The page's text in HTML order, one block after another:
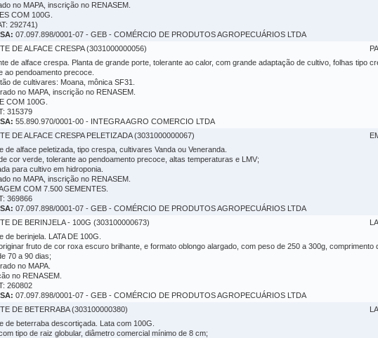
no MAPA, inscrição no RENASEM.
COM 100G.
292741)
07.097.898/0001-07 - GEB - COMÉRCIO DE PRODUTOS AGROPECUÁRIOS LTDA
DE ALFACE CRESPA (3031000000056)
de alface crespa. Planta de grande porte, tolerante ao calor, com grande adaptação de cultivo, folhas tipo
ao pendoamento precoce.
de cultivares: Moana, mônica SF31.
no MAPA, inscrição no RENASEM.
COM 100G.
315379
55.890.970/0001-00 - INTEGRA AGRO COMERCIO LTDA
DE ALFACE CRESPA PELETIZADA (3031000000067)
de alface peletizada, tipo crespa, cultivares Vanda ou Veneranda.
cor verde, tolerante ao pendoamento precoce, altas temperaturas e LMV;
para cultivo em hidroponia.
no MAPA, inscrição no RENASEM.
COM 7.500 SEMENTES.
369866
07.097.898/0001-07 - GEB - COMÉRCIO DE PRODUTOS AGROPECUÁRIOS LTDA
DE BERINJELA - 100G (303100000673)
de berinjela. LATA DE 100G.
fruto de cor roxa escuro brilhante, e formato oblongo alargado, com peso de 250 a 300g,
70 a 90 dias;
no MAPA.
no RENASEM.
260802
07.097.898/0001-07 - GEB - COMÉRCIO DE PRODUTOS AGROPECUÁRIOS LTDA
DE BETERRABA (303100000380)
de beterraba descortiçada. Lata com 100G.
tipo de raiz globular, diâmetro comercial mínimo de 8 cm;